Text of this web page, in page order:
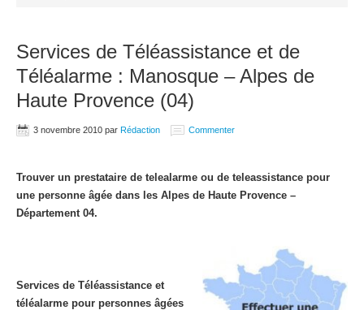
Services de Téléassistance et de
Téléalarme : Manosque – Alpes de
Haute Provence (04)
3 novembre 2010 par Rédaction Commenter
Trouver un prestataire de telealarme ou de teleassistance pour
une personne âgée dans les Alpes de Haute Provence –
Département 04.
Services de Téléassistance et
téléalarme pour personnes âgées